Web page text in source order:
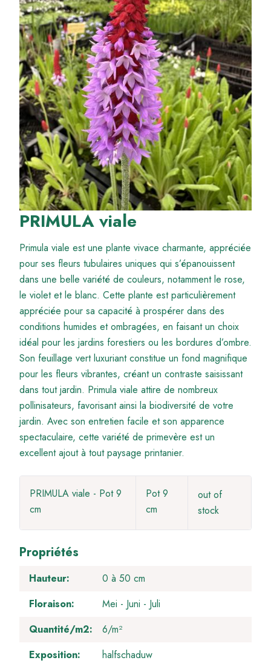
PRIMULA viale
Primula viale est une plante vivace charmante, appréciée
pour ses fleurs tubulaires uniques qui s’épanouissent
dans une belle variété de couleurs, notamment le rose,
le violet et le blanc. Cette plante est particulièrement
appréciée pour sa capacité à prospérer dans des
conditions humides et ombragées, en faisant un choix
idéal pour les jardins forestiers ou les bordures d’ombre.
Son feuillage vert luxuriant constitue un fond magnifique
pour les fleurs vibrantes, créant un contraste saisissant
dans tout jardin. Primula viale attire de nombreux
pollinisateurs, favorisant ainsi la biodiversité de votre
jardin. Avec son entretien facile et son apparence
spectaculaire, cette variété de primevère est un
excellent ajout à tout paysage printanier.
PRIMULA viale - Pot 9
cm
Pot 9
cm
out of
stock
Propriétés
Hauteur
0 à 50 cm
Floraison
Mei Juni
Juli
Quantité/m2
6/m²
Exposition
halfschaduw